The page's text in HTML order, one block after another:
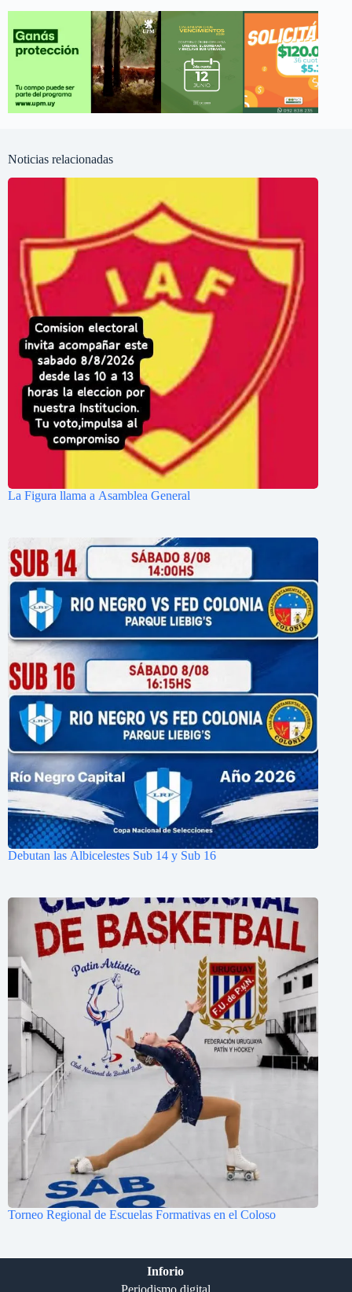
Noticias relacionadas
La Figura llama a Asamblea General
Debutan las Albicelestes Sub 14 y Sub 16
Torneo Regional de Escuelas Formativas en el Coloso
Inforio
Periodismo digital